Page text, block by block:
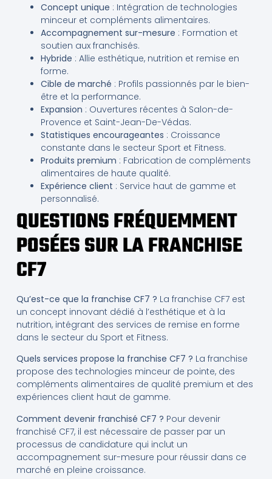
Concept unique : Intégration de technologies
minceur et compléments alimentaires.
Accompagnement sur-mesure : Formation et
soutien aux franchisés.
Hybride : Allie esthétique, nutrition et remise en
forme.
Cible de marché : Profils passionnés par le bien-
être et la performance.
Expansion : Ouvertures récentes à Salon-de-
Provence et Saint-Jean-De-Védas.
Statistiques encourageantes : Croissance
constante dans le secteur Sport et Fitness.
Produits premium : Fabrication de compléments
alimentaires de haute qualité.
Expérience client : Service haut de gamme et
personnalisé.
QUESTIONS FRÉQUEMMENT
POSÉES SUR LA FRANCHISE
CF7
Qu’est-ce que la franchise CF7 ? La franchise CF7 est
un concept innovant dédié à l’esthétique et à la
nutrition, intégrant des services de remise en forme
dans le secteur du Sport et Fitness.
Quels services propose la franchise CF7 ? La franchise
propose des technologies minceur de pointe, des
compléments alimentaires de qualité premium et des
expériences client haut de gamme.
Comment devenir franchisé CF7 ? Pour devenir
franchisé CF7, il est nécessaire de passer par un
processus de candidature qui inclut un
accompagnement sur-mesure pour réussir dans ce
marché en pleine croissance.